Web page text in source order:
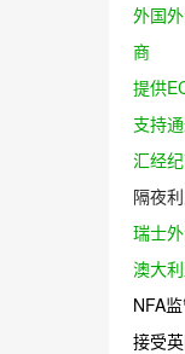
外国
商
提供
支持
汇经
隔夜
瑞士
澳大
NFA
接受